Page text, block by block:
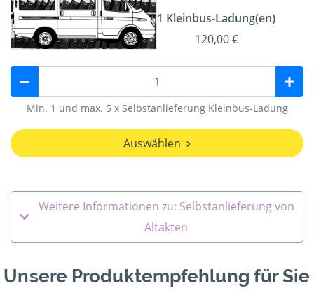
1 Kleinbus-Ladung(en)
120,00 €
Min. 1 und max. 5 x Selbstanlieferung Kleinbus-Ladung
Auswählen
Weitere Informationen zu: Selbstanlieferung von
Altakten
Unsere Produktempfehlung für Sie